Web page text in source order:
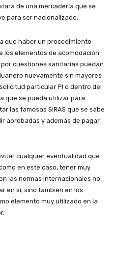
de una mercadería que se
para ser nacionalizado.
que haber un procedimiento
los elementos de acomodación
cuestiones sanitarias puedan
nuevamente sin mayores
particular PI o dentro del
que se pueda utilizar para
las famosas SIRAS que se sabe
aprobadas y además de pagar
cualquier eventualidad que
en este caso, tener muy
las normas internacionales no
en sí, sino también en los
elemento muy utilizado en la